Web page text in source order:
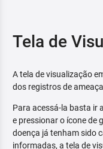
Tela de
A tela de visualização
dos registros de
Para acessá-la basta ir
e pressionar o ícone de
doença já tenham sido
informadas, a tela de